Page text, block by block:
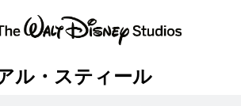
ル・スティール